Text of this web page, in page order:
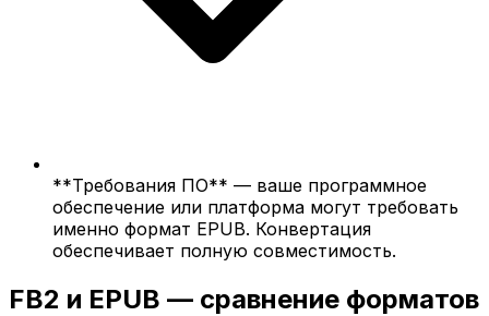
**Требования ПО** — ваше программное
обеспечение или платформа могут требовать
именно формат EPUB. Конвертация
обеспечивает полную совместимость.
FB2 и EPUB — сравнение форматов